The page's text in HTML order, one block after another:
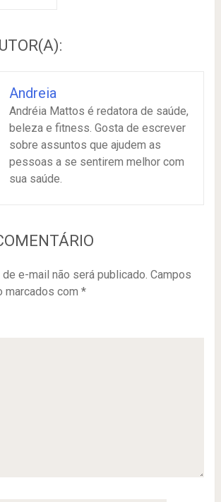
Andreia
Andréia Mattos é redatora de saúde,
beleza e fitness. Gosta de escrever
sobre assuntos que ajudem as
pessoas a se sentirem melhor com
sua saúde.
e-mail não será publicado. Campos
marcados com *